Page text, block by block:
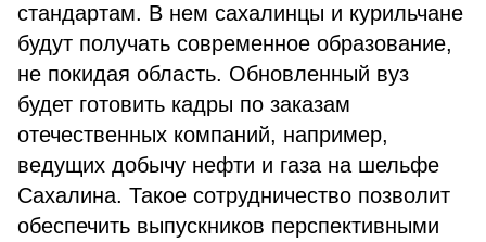
стандартам. В нем сахалинцы и курильчане
будут получать современное образование,
не покидая область. Обновленный вуз
будет готовить кадры по заказам
отечественных компаний, например,
ведущих добычу нефти и газа на шельфе
Сахалина. Такое сотрудничество позволит
обеспечить выпускников перспективными